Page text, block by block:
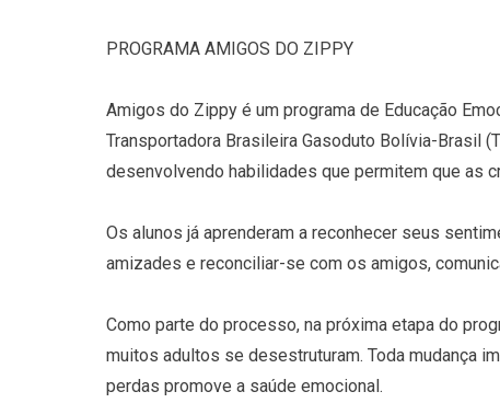
PROGRAMA AMIGOS DO ZIPPY
Amigos do Zippy é um programa de Educação
Transportadora Brasileira Gasoduto Bolívia-Brasil
desenvolvendo habilidades que permitem que as
Os alunos já aprenderam a reconhecer seus
amizades e reconciliar-se com os amigos,
Como parte do processo, na próxima etapa do
muitos adultos se desestruturam. Toda mudança
perdas promove a saúde emocional.